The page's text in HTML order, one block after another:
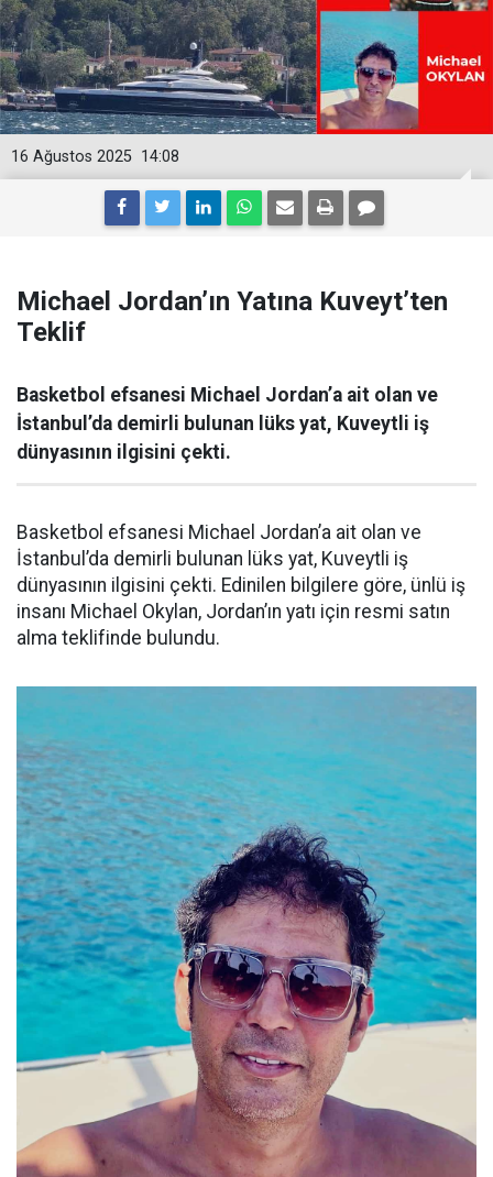
14:08
16 Ağustos 2025
Michael Jordan’ın Yatına Kuveyt’ten
Teklif
Basketbol efsanesi Michael Jordan’a ait olan ve
İstanbul’da demirli bulunan lüks yat, Kuveytli iş
dünyasının ilgisini çekti.
Basketbol efsanesi Michael Jordan’a ait olan ve
İstanbul’da demirli bulunan lüks yat, Kuveytli iş
dünyasının ilgisini çekti. Edinilen bilgilere göre, ünlü iş
insanı Michael Okylan, Jordan’ın yatı için resmi satın
alma teklifinde bulundu.